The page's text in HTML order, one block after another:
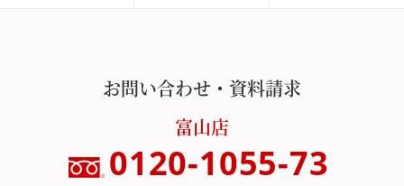
お問い合わせ・資料請求
富山店
0120-1055-73